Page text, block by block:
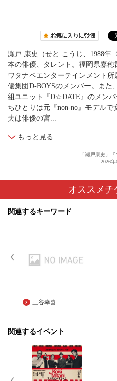
瀬戸 康史（せと こうじ、1988年
本の俳優、タレント。福岡県嘉穂
ワタナベエンターテインメント
優集団D-BOYSのメンバー。また
組ユニット『D☆DATE』のメン
ちひとりは元『non-no』モデル
夫は俳優の宮...
もっと見る
「瀬戸康史」
2026
オススメチ
関連するキーワード
三谷幸喜
関連するイベント